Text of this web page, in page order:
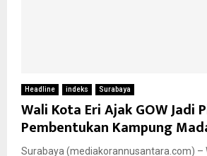
Headline indeks Surabaya
Wali Kota Eri Ajak GOW Jadi
Pembentukan Kampung
Surabaya (mediakorannusantara.com) –